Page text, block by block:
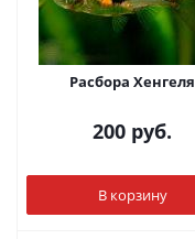
Расбора Хенгеля
200 руб.
В корзину